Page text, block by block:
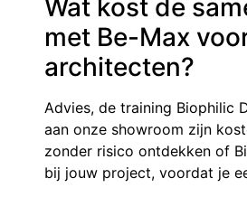
Wat kost de
met Be-Max
architecten?
Advies, de training Biophilic
aan onze showroom zijn
zonder risico ontdekken of
bij jouw project, voordat je